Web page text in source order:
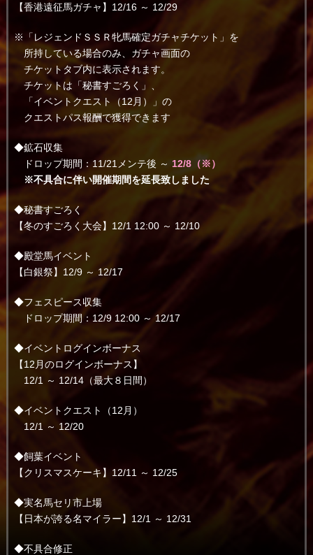
【香港遠征馬ガチャ】12/16 ～ 12/29
※「レジェンドＳＳＲ牝馬確定ガチャチケット」を
所持している場合のみ、ガチャ画面の
チケットタブ内に表示されます。
チケットは「秘書すごろく」、
「イベントクエスト（12月）」の
クエストパス報酬で獲得できます
◆鉱石収集
ドロップ期間：11/21メンテ後 ～ 12/8（※）
※不具合に伴い開催期間を延長致しました
◆秘書すごろく
【冬のすごろく大会】12/1 12:00 ～ 12/10
◆殿堂馬イベント
【白銀祭】12/9 ～ 12/17
◆フェスピース収集
ドロップ期間：12/9 12:00 ～ 12/17
◆イベントログインボーナス
【12月のログインボーナス】
12/1 ～ 12/14（最大８日間）
◆イベントクエスト（12月）
12/1 ～ 12/20
◆飼葉イベント
【クリスマスケーキ】12/11 ～ 12/25
◆実名馬セリ市上場
【日本が誇る名マイラー】12/1 ～ 12/31
◆不具合修正